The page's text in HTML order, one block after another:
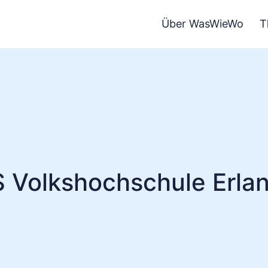
Über WasWieWo
Volkshochschule